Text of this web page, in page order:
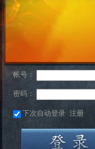
帐号：
密码：
下次自动登录 注册